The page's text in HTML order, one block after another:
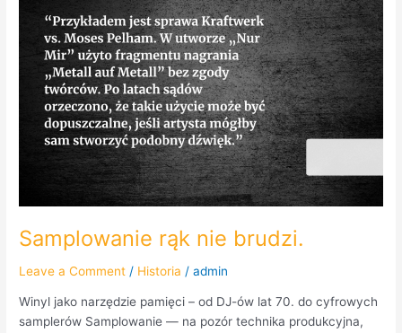
Samplowanie rąk nie brudzi.
Leave a Comment / Historia /admin
Winyl jako narzędzie pamięci – od DJ-ów lat 70. do cyfrowych
samplerów Samplowanie — na pozór technika produkcyjna,